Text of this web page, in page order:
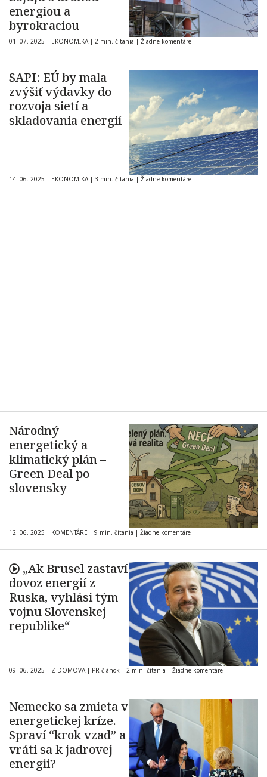
energiou a
byrokraciou
01. 07. 2025 | EKONOMIKA | 2 min. čítania | Žiadne komentáre
SAPI: EÚ by mala
zvýšiť výdavky do
rozvoja sietí a
skladovania energií
14. 06. 2025 | EKONOMIKA | 3 min. čítania | Žiadne komentáre
Národný
energetický a
klimatický plán –
Green Deal po
slovensky
12. 06. 2025 | KOMENTÁRE | 9 min. čítania | Žiadne komentáre
„Ak Brusel zastaví
dovoz energií z
Ruska, vyhlási tým
vojnu Slovenskej
republike“
09. 06. 2025 | Z DOMOVA | PR článok | 2 min. čítania | Žiadne komentáre
Nemecko sa zmieta v
energetickej kríze.
Spraví “krok vzad” a
vráti sa k jadrovej
energii?